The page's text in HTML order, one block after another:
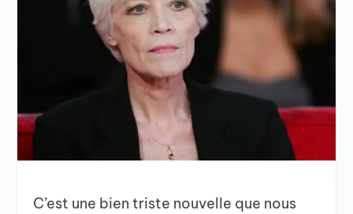
C’est une bien triste nouvelle que nous